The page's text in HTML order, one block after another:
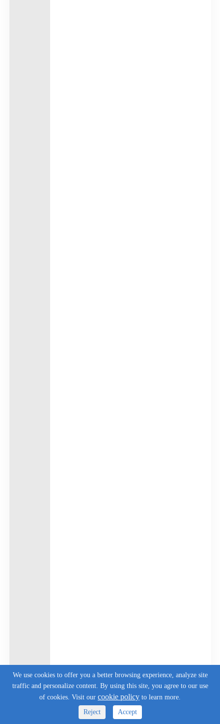
We use cookies to offer you a better browsing experience, analyze site
traffic and personalize content. By using this site, you agree to our use
of cookies. Visit our cookie policy to learn more.
Reject
Accept